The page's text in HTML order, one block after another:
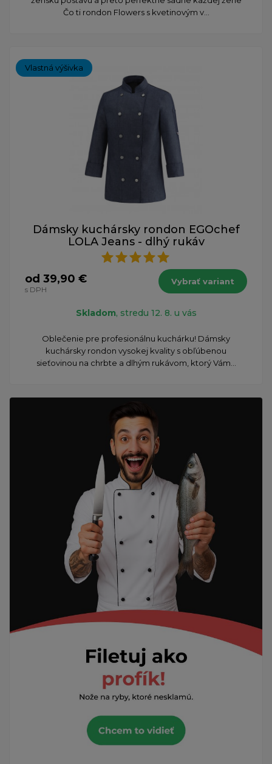
Čo ti rondon Flowers s kvetinovým v...
Vlastná výšivka
Dámsky kuchársky rondon EGOchef
LOLA Jeans - dlhý rukáv
od 39,90 €
s DPH
Vybrať variant
Skladom, stredu 12. 8. u vás
Oblečenie pre profesionálnu kuchárku! Dámsky
kuchársky rondon vysokej kvality s obľúbenou
sieťovinou na chrbte a dlhým rukávom, ktorý Vám...